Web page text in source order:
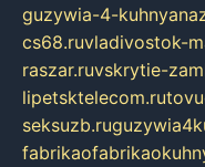
guzywia-4-
cs68.ruvladivostok-
raszar.ruvskrytie-
lipetsktelecom.ru
seksuzb.ru